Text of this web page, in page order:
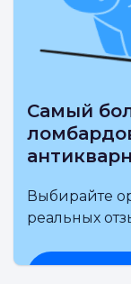
Самый
Выбирайте
реальных